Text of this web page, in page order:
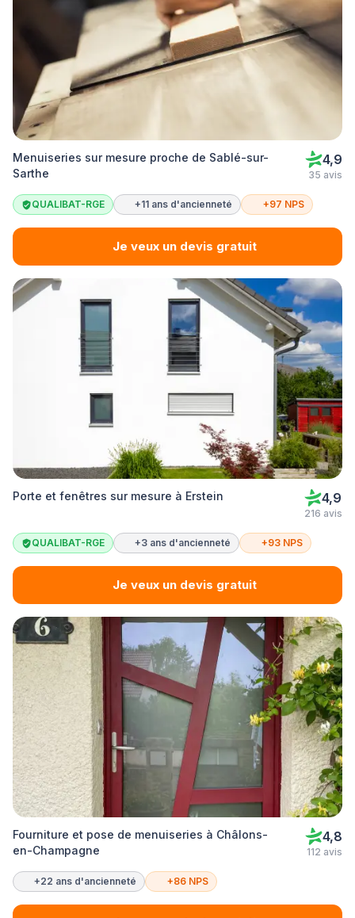
Menuiseries sur mesure proche de Sablé-sur-
Sarthe
4,9
35 avis
QUALIBAT-RGE +11 ans d'ancienneté +97 NPS
Je veux un devis gratuit
Porte et fenêtres sur mesure à Erstein 4,9
216 avis
QUALIBAT-RGE +3 ans d'ancienneté +93 NPS
Je veux un devis gratuit
Fourniture et pose de menuiseries à Châlons-
en-Champagne
4,8
112 avis
+22 ans d'ancienneté +86 NPS